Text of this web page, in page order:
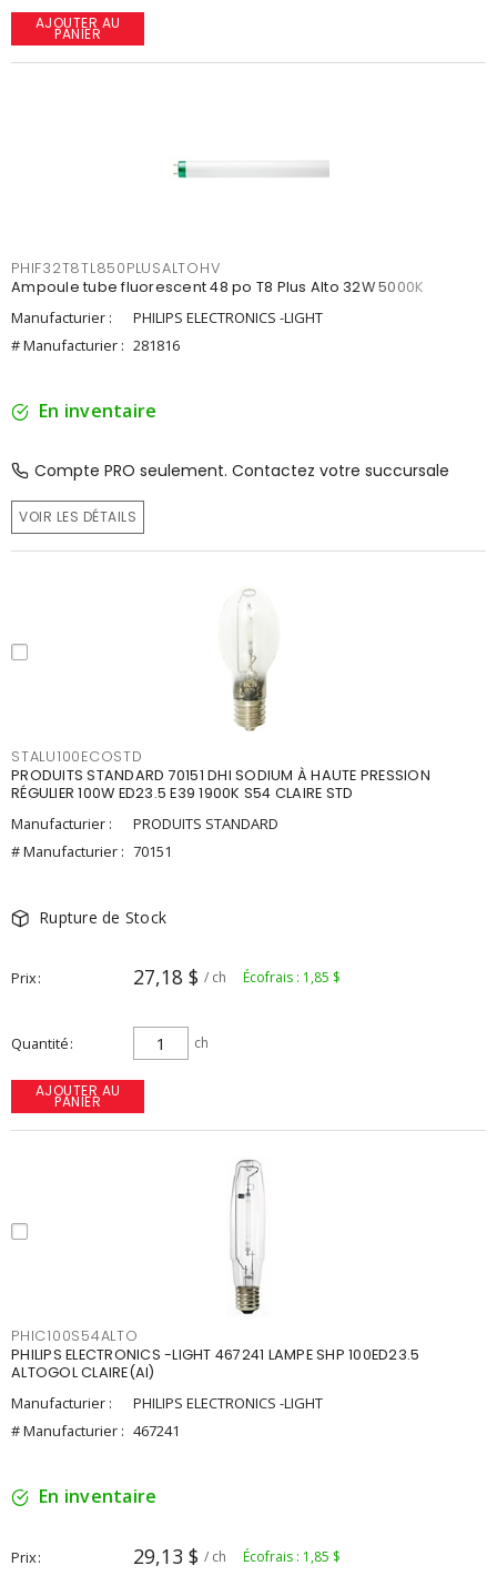
AJOUTER AU
PANIER
PHIF32T8TL850PLUSALTOHV
Ampoule tube fluorescent 48 po T8 Plus Alto 32W 5000K
Manufacturier :
PHILIPS ELECTRONICS -LIGHT
# Manufacturier : 281816
En inventaire
Compte PRO seulement. Contactez votre succursale
VOIR LES DÉTAILS
STALU100ECOSTD
PRODUITS STANDARD 70151 DHI SODIUM À HAUTE PRESSION
RÉGULIER 100W ED23.5 E39 1900K S54 CLAIRE STD
Manufacturier :
PRODUITS STANDARD
# Manufacturier : 70151
Rupture de Stock
Prix 27,18 $ / ch Écofrais : 1,85 $
Quantité ch
AJOUTER AU
PANIER
PHIC100S54ALTO
PHILIPS ELECTRONICS -LIGHT 467241 LAMPE SHP 100ED23.5
ALTOGOL CLAIRE(AI)
Manufacturier :
PHILIPS ELECTRONICS -LIGHT
# Manufacturier : 467241
En inventaire
Prix 29,13 $ / ch Écofrais : 1,85 $